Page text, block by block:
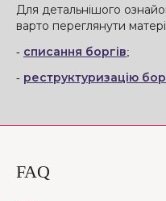
Для детальнішого
варто переглянути
- списання боргів;
- реструктуризацію
FAQ